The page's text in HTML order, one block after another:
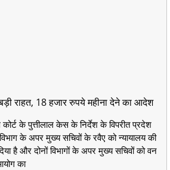
बड़ी राहत, 18 हजार रुपये महीना देने का आदेश
कोर्ट के पुत्तीलाल केस के निर्देश के विपरीत प्रदेश
के अपर मुख्य सचिवों के रवैए को न्यायालय की
है और दोनों विभागों के अपर मुख्य सचिवों को वन
का